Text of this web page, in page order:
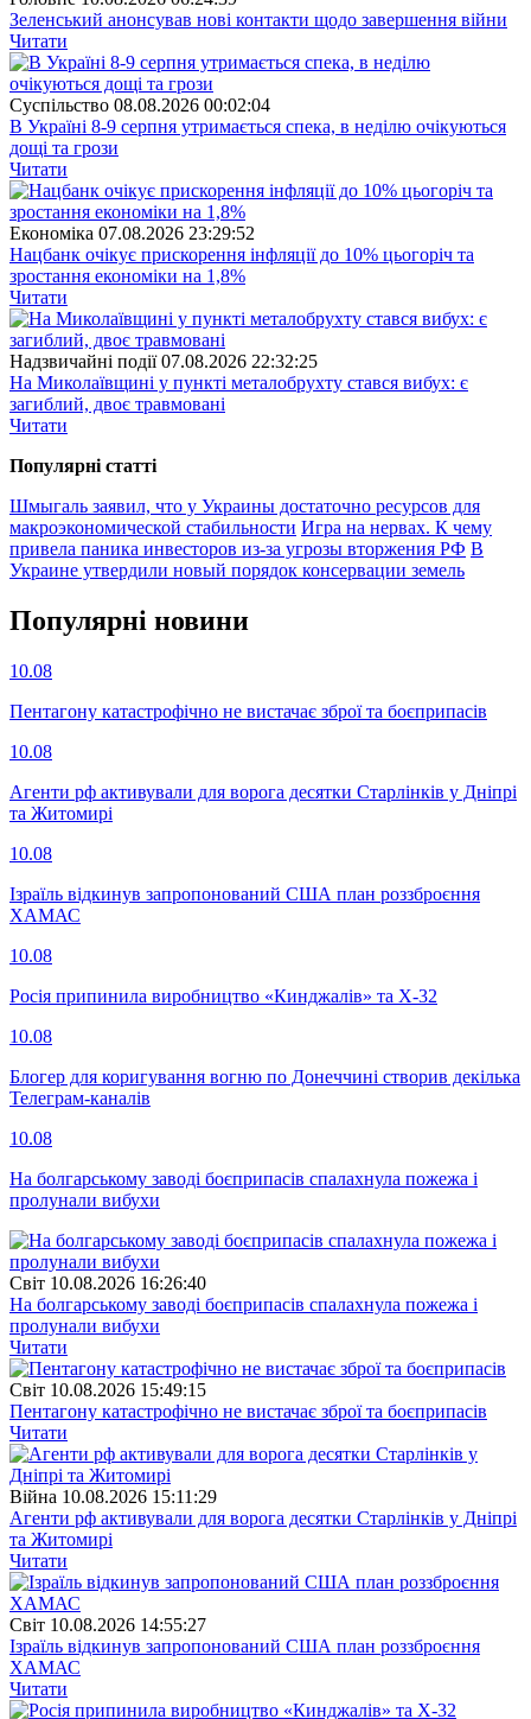
Зеленський анонсував нові контакти щодо завершення війни
Читати
Суспiльство 08.08.2026 00:02:04
В Україні 8-9 серпня утримається спека, в неділю очікуються
дощі та грози
Читати
Економіка 07.08.2026 23:29:52
Нацбанк очікує прискорення інфляції до 10% цьогоріч та
зростання економіки на 1,8%
Читати
Надзвичайні події 07.08.2026 22:32:25
На Миколаївщині у пункті металобрухту стався вибух: є
загиблий, двоє травмовані
Читати
Популярнi статтi
Шмыгаль заявил, что у Украины достаточно ресурсов для
макроэкономической стабильности Игра на нервах. К чему
привела паника инвесторов из-за угрозы вторжения РФ В
Украине утвердили новый порядок консервации земель
Популярнi новини
10.08
Пентагону катастрофічно не вистачає зброї та боєприпасів
10.08
Агенти рф активували для ворога десятки Старлінків у Дніпрі
та Житомирі
10.08
Ізраїль відкинув запропонований США план роззброєння
ХАМАС
10.08
Росія припинила виробництво «Кинджалів» та Х-32
10.08
Блогер для коригування вогню по Донеччині створив декілька
Телеграм-каналів
10.08
На болгарському заводі боєприпасів спалахнула пожежа і
пролунали вибухи
Свiт 10.08.2026 16:26:40
На болгарському заводі боєприпасів спалахнула пожежа і
пролунали вибухи
Читати
Свiт 10.08.2026 15:49:15
Пентагону катастрофічно не вистачає зброї та боєприпасів
Читати
Війна 10.08.2026 15:11:29
Агенти рф активували для ворога десятки Старлінків у Дніпрі
та Житомирі
Читати
Свiт 10.08.2026 14:55:27
Ізраїль відкинув запропонований США план роззброєння
ХАМАС
Читати